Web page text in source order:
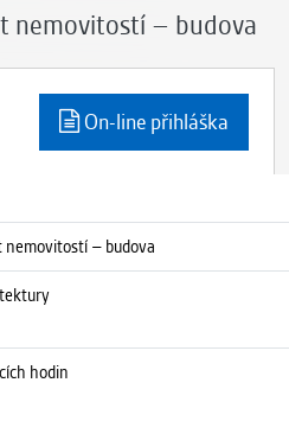
nemovitostí – budova
On-line přihláška
nemovitostí – budova
hodin